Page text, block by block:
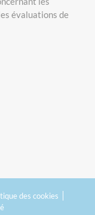
évaluations de
des cookies